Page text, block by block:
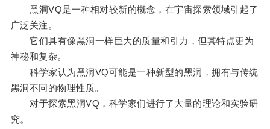
黑洞VQ是一种相对较新的概念，在宇宙探索领域引起了
广泛关注。
它们具有像黑洞一样巨大的质量和引力，但其特点更为
神秘和复杂。
科学家认为黑洞VQ可能是一种新型的黑洞，拥有与传统
黑洞不同的物理性质。
对于探索黑洞VQ，科学家们进行了大量的理论和实验研
究。